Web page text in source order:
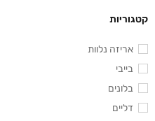
קטגוריות
אריזה נלוות
בייבי
בלונים
דליים